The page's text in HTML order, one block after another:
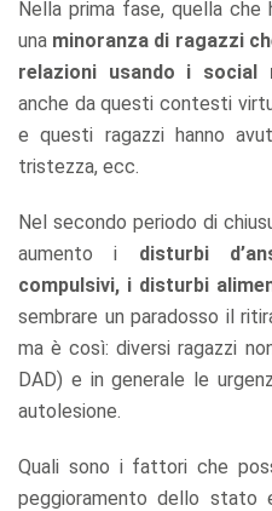
Nella prima fase, quella
una minoranza di ragazzi
relazioni usando i
anche da questi contesti
e questi ragazzi hanno
tristezza, ecc.
Nel secondo periodo di
aumento i disturbi
compulsivi, i disturbi
sembrare un paradosso il
ma è così: diversi ragazzi
DAD) e in generale le
autolesione.
Quali sono i fattori che
peggioramento dello stato